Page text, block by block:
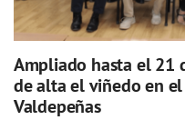
Ampliado hasta el 21
de alta el viñedo en
Valdepeñas